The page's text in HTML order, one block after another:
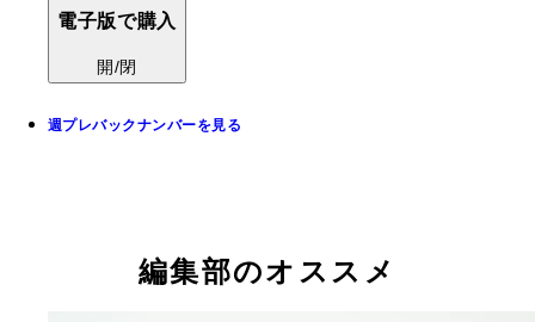
電子版で購入
開/閉
週プレバックナンバーを見る
編集部のオススメ